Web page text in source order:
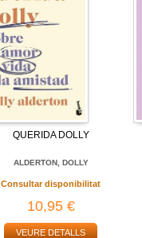
QUERIDA DOLLY
ALDERTON, DOLLY
Consultar disponibilitat
10,95 €
VEURE DETALLS